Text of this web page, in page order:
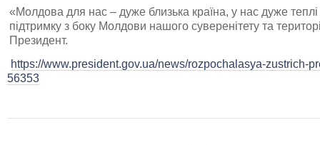
«Молдова для нас – дуже близька країна, у нас дуже
підтримку з боку Молдови нашого суверенітету та
Президент.
https://www.president.gov.ua/news/rozpochalasya-zustrich-
56353